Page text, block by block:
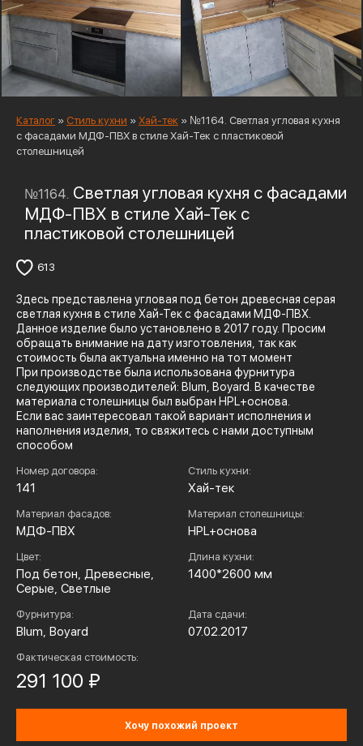
Каталог » Стиль кухни » Хай-тек » №1164. Светлая угловая кухня
с фасадами МДФ-ПВХ в стиле Хай-Тек с пластиковой
столешницей
№1164. Светлая угловая кухня с фасадами
МДФ-ПВХ в стиле Хай-Тек с
пластиковой столешницей
613
Здесь представлена угловая под бетон древесная серая
светлая кухня в стиле Хай-Тек с фасадами МДФ-ПВХ.
Данное изделие было установлено в 2017 году. Просим
обращать внимание на дату изготовления, так как
стоимость была актуальна именно на тот момент
При производстве была использована фурнитура
следующих производителей: Blum, Boyard. В качестве
материала столешницы был выбран HPL+основа.
Если вас заинтересовал такой вариант исполнения и
наполнения изделия, то свяжитесь с нами доступным
способом
Номер договора:
141
Стиль кухни:
Хай-тек
Материал фасадов:
МДФ-ПВХ
Материал столешницы:
HPL+основа
Цвет:
Под бетон, Древесные,
Серые, Светлые
Длина кухни:
1400*2600 мм
Фурнитура:
Blum, Boyard
Дата сдачи:
07.02.2017
Фактическая стоимость:
291 100 ₽
Хочу похожий проект